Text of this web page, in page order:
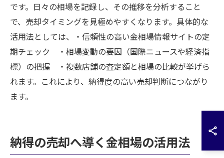
です。日々の相場を記録し、その推移を分析すること
で、売却タイミングを見極めやすくなります。具体的な
活用法としては、・信頼性の高い金相場情報サイトの定
期チェック ・相場変動の要因（国際ニュースや経済指
標）の把握 ・複数店舗の査定額と相場の比較が挙げら
れます。これにより、納得度の高い売却判断につながり
ます。
納得の売却へ導く金相場の活用法